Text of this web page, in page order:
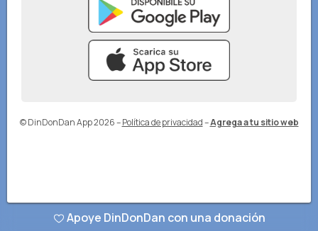
© DinDonDan App 2026– Política de privacidad–Agrega a tu sitio web
Apoye DinDonDan con una donación